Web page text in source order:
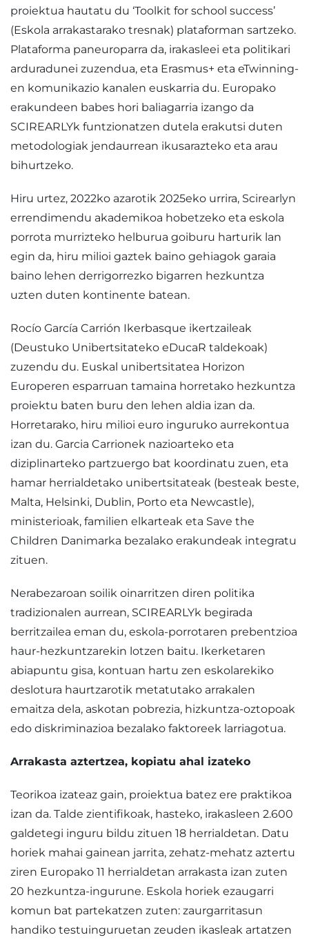
proiektua hautatu du ‘Toolkit for school success’
(Eskola arrakastarako tresnak) plataforman sartzeko.
Plataforma paneuroparra da, irakasleei eta politikari
arduradunei zuzendua, eta Erasmus+ eta eTwinning-
en komunikazio kanalen euskarria du. Europako
erakundeen babes hori baliagarria izango da
SCIREARLYk funtzionatzen dutela erakutsi duten
metodologiak jendaurrean ikusarazteko eta arau
bihurtzeko.
Hiru urtez, 2022ko azarotik 2025eko urrira, Scirearlyn
errendimendu akademikoa hobetzeko eta eskola
porrota murrizteko helburua goiburu harturik lan
egin da, hiru milioi gaztek baino gehiagok garaia
baino lehen derrigorrezko bigarren hezkuntza
uzten duten kontinente batean.
Rocío García Carrión Ikerbasque ikertzaileak
(Deustuko Unibertsitateko eDucaR taldekoak)
zuzendu du. Euskal unibertsitatea Horizon
Europeren esparruan tamaina horretako hezkuntza
proiektu baten buru den lehen aldia izan da.
Horretarako, hiru milioi euro inguruko aurrekontua
izan du. Garcia Carrionek nazioarteko eta
diziplinarteko partzuergo bat koordinatu zuen, eta
hamar herrialdetako unibertsitateak (besteak beste,
Malta, Helsinki, Dublin, Porto eta Newcastle),
ministerioak, familien elkarteak eta Save the
Children Danimarka bezalako erakundeak integratu
zituen.
Nerabezaroan soilik oinarritzen diren politika
tradizionalen aurrean, SCIREARLYk begirada
berritzailea eman du, eskola-porrotaren prebentzioa
haur-hezkuntzarekin lotzen baitu. Ikerketaren
abiapuntu gisa, kontuan hartu zen eskolarekiko
deslotura haurtzarotik metatutako arrakalen
emaitza dela, askotan pobrezia, hizkuntza-oztopoak
edo diskriminazioa bezalako faktoreek larriagotua.
Arrakasta aztertzea, kopiatu ahal izateko
Teorikoa izateaz gain, proiektua batez ere praktikoa
izan da. Talde zientifikoak, hasteko, irakasleen 2.600
galdetegi inguru bildu zituen 18 herrialdetan. Datu
horiek mahai gainean jarrita, zehatz-mehatz aztertu
ziren Europako 11 herrialdetan arrakasta izan zuten
20 hezkuntza-ingurune. Eskola horiek ezaugarri
komun bat partekatzen zuten: zaurgarritasun
handiko testuinguruetan zeuden ikasleak artatzen